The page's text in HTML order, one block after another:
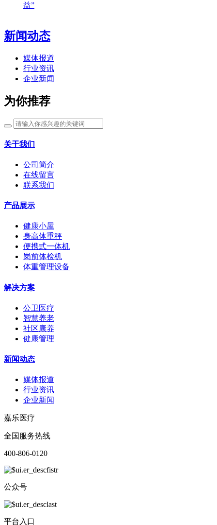
益”
新闻动态
媒体报道
行业资讯
企业新闻
为你推荐
关于我们
公司简介
在线留言
联系我们
产品展示
健康小屋
身高体重秤
便携式一体机
岗前体检机
体重管理设备
解决方案
公卫医疗
智慧养老
社区康养
健康管理
新闻动态
媒体报道
行业资讯
企业新闻
嘉乐医疗
全国服务热线
400-806-0120
公众号
平台入口